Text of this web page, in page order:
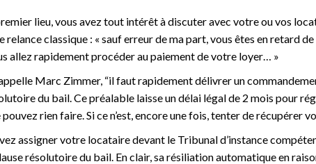
lieu, vous avez tout intérêt à discuter avec votre ou vos
relance classique : « sauferreur de ma part, vous êtes en retard
allez rapidement procéder au paiement de votre loyer… »
Marc Zimmer, “il faut rapidement délivrer un
du bail. Ce préalable laisse un délai légal de 2 mois pour
rien faire. Si ce n’est, encore une fois, tenter de récupérer
assigner votre locataire devant le Tribunal d’instance
résolutoire du bail. En clair, sa résiliation automatique en